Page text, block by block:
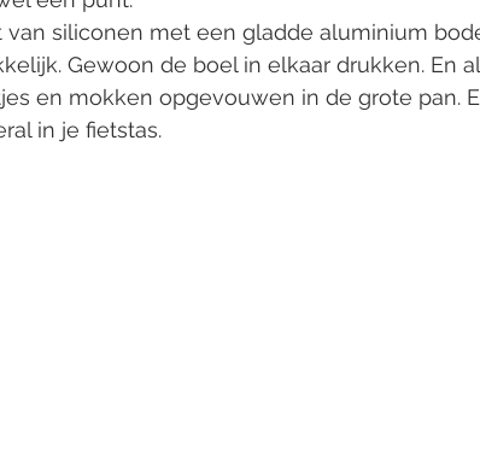
van siliconen met een gladde aluminium
Gewoon de boel in elkaar drukken. En
en mokken opgevouwen in de grote pan.
in je fietstas.